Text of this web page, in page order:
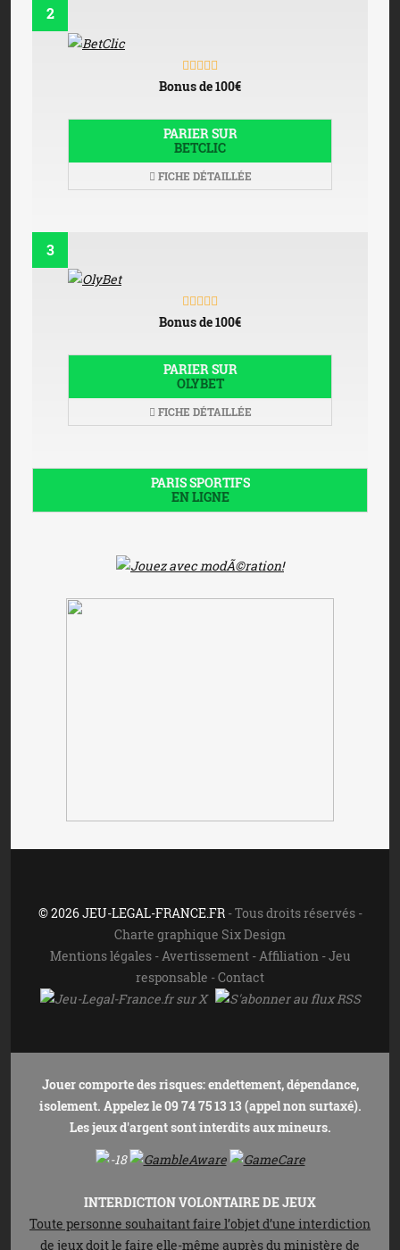
2
Bonus de 100€
PARIER SUR
BETCLIC
FICHE DÉTAILLÉE
3
Bonus de 100€
PARIER SUR
OLYBET
FICHE DÉTAILLÉE
PARIS SPORTIFS
EN LIGNE
© 2026 JEU-LEGAL-FRANCE.FR- Tous droits réservés -
Charte graphique Six Design
Mentions légales-Avertissement-Affiliation-Jeu
responsable -Contact
Jouer comporte des risques: endettement, dépendance,
isolement. Appelez le 09 74 75 13 13 (appel non surtaxé).
Les jeux d'argent sont interdits aux mineurs.
INTERDICTION VOLONTAIRE DE JEUX
Toute personne souhaitant faire l’objet d’une interdiction
de jeux doit le faire elle-même auprès du ministère de